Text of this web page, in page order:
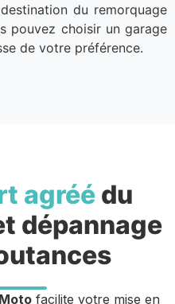
du remorquage
pouvez choisir un garage
de votre préférence.
agréé du
dépannage
facilite votre mise en